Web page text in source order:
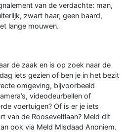
van de verdachte: man,
zwart haar, geen baard,
lange mouwen.
de zaak en is op zoek naar de
iets gezien of ben je in het bezit
omgeving, bijvoorbeeld
videodeurbellen of
voertuigen? Of is er je iets
van de Rooseveltlaan? Meld dit
ook via Meld Misdaad Anoniem.